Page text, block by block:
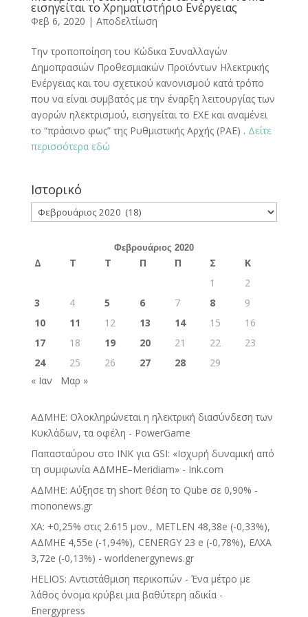
εισηγείται το Χρηματιστήριο Ενέργειας
Φεβ 6, 2020 | Αποδελτίωση
Την τροποποίηση του Κώδικα Συναλλαγών
Δημοπρασιών Προθεσμιακών Προϊόντων Ηλεκτρικής
Ενέργειας και του σχετικού κανονισμού κατά τρόπο
που να είναι συμβατός με την έναρξη λειτουργίας των
αγορών ηλεκτρισμού, εισηγείται το ΕΧΕ και αναμένει
το “πράσινο φως” της Ρυθμιστικής Αρχής (ΡΑΕ) . Δείτε
περισσότερα εδώ
Ιστορικό
Ιστορικό
Φεβρουάριος 2020
Δ Τ Τ Π Π Σ
Κ
1
2
3
4 5 6 7 8
9
10
11 12 13 14 15
16
17
18 19 20 21 22
23
24
25 26 27 28
29
« Ιαν
Μαρ »
ΑΔΜΗΕ: Ολοκληρώνεται η ηλεκτρική διασύνδεση των
Κυκλάδων, τα οφέλη - PowerGame
Παπασταύρου στο INK για GSI: «Ισχυρή δυναμική από
τη συμφωνία ΑΔΜΗΕ–Meridiam» - Ink.com
ΑΔΜΗΕ: Αύξησε τη short θέση το Qube σε 0,90% -
mononews.gr
ΧΑ: +0,25% στις 2.615 μον., METLEN 48,38e (-0,33%),
ΑΔΜΗΕ 4,55e (-1,94%), CENERGY 23 e (-0,78%), ΕΛΧΑ
3,72e (-0,13%) - worldenergynews.gr
HELIOS: Αντιστάθμιση περικοπών - Ένα μέτρο με
λάθος όνομα κρύβει μια βαθύτερη αδικία -
Energypress